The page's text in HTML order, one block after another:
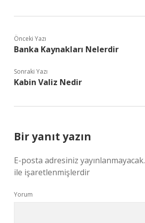
Önceki Yazı
Banka Kaynakları Nelerdir
Sonraki Yazı
Kabin Valiz Nedir
Bir yanıt yazın
E-posta adresiniz yayınlanmayacak.
ile işaretlenmişlerdir
Yorum